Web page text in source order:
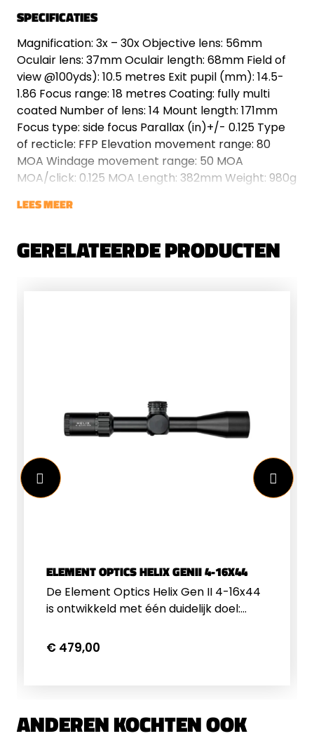
SPECIFICATIES
Magnification: 3x – 30x Objective lens: 56mm
Oculair lens: 37mm Oculair length: 68mm Field of
view @100yds): 10.5 metres Exit pupil (mm): 14.5-
1.86 Focus range: 18 metres Coating: fully multi
coated Number of lens: 14 Mount length: 171mm
Focus type: side focus Parallax (in)+/- 0.125 Type
of recticle: FFP Elevation movement range: 80
MOA Windage movement range: 50 MOA
MOA/click: 0.125 MOA Length: 382mm Weight: 980g
LEES MEER
GERELATEERDE PRODUCTEN
ELEMENT OPTICS HELIX GENII 4-16X44
De Element Optics Helix Gen II 4-16x44
is ontwikkeld met één duidelijk doel:
overbodige poespas. Deze richtkijker is
een echte meerwaarde. Dat betekent
€ 479,00
ANDEREN KOCHTEN OOK